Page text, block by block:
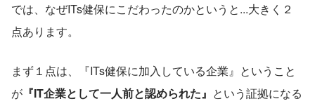
では、なぜITs健保にこだわったのかというと...大きく２
点あります。
まず１点は、『ITs健保に加入している企業』ということ
が 『IT企業として一人前と認められた』 という証拠になる